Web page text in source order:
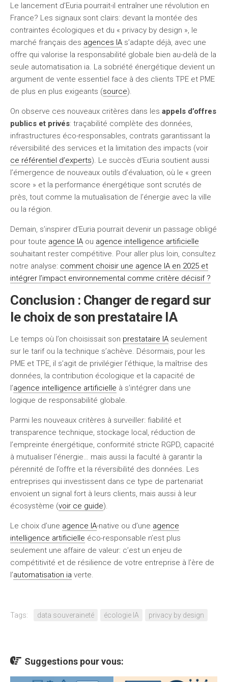
Le lancement d’Euria pourrait-il entraîner une révolution en
France? Les signaux sont clairs: devant la montée des
contraintes écologiques et du « privacy by design », le
marché français des agences IA s’adapte déjà, avec une
offre qui valorise la responsabilité globale bien au-delà de la
seule automatisation ia. La sobriété énergétique devient un
argument de vente essentiel face à des clients TPE et PME
de plus en plus exigeants (source).
On observe ces nouveaux critères dans les appels d’offres
publics et privés: traçabilité complète des données,
infrastructures éco-responsables, contrats garantissant la
réversibilité des services et la limitation des impacts (voir
ce référentiel d’experts). Le succès d’Euria soutient aussi
l’émergence de nouveaux outils d’évaluation, où le « green
score » et la performance énergétique sont scrutés de
près, tout comme la mutualisation de l’énergie avec la ville
ou la région.
Demain, s’inspirer d’Euria pourrait devenir un passage obligé
pour toute agence IA ou agence intelligence artificielle
souhaitant rester compétitive. Pour aller plus loin, consultez
notre analyse: comment choisir une agence IA en 2025 et
intégrer l’impact environnemental comme critère décisif ?
Conclusion : Changer de regard sur
le choix de son prestataire IA
Le temps où l’on choisissait son prestataire IA seulement
sur le tarif ou la technique s’achève. Désormais, pour les
PME et TPE, il s’agit de privilégier l’éthique, la maîtrise des
données, la contribution écologique et la capacité de
l’agence intelligence artificielle à s’intégrer dans une
logique de responsabilité globale.
Parmi les nouveaux critères à surveiller: fiabilité et
transparence technique, stockage local, réduction de
l’empreinte énergétique, conformité stricte RGPD, capacité
à mutualiser l’énergie… mais aussi la faculté à garantir la
pérennité de l’offre et la réversibilité des données. Les
entreprises qui investissent dans ce type de partenariat
envoient un signal fort à leurs clients, mais aussi à leur
écosystème (voir ce guide).
Le choix d’une agence IA-native ou d’une agence
intelligence artificielle éco-responsable n’est plus
seulement une affaire de valeur: c’est un enjeu de
compétitivité et de résilience de votre entreprise à l’ère de
l’automatisation ia verte.
Tags: data souveraineté écologie IA privacy by design
Suggestions pour vous: